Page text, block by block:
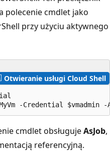
polecenie cmdlet jako
przy użyciu aktywnego
Otwieranie usługi Cloud Shell
cmdlet obsługujeAsJob,
referencyjną.